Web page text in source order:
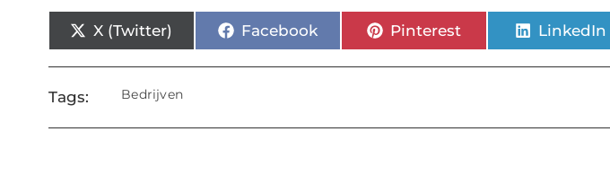
X (Twitter) Facebook Pinterest LinkedIn
Tags: Bedrijven